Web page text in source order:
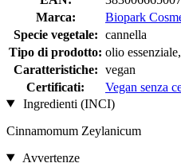
Marca:
Biopark
Specie vegetale: cannella
Tipo di prodotto: olio essenziale,
Caratteristiche: vegan
Certificati:
Vegan senza
Ingredienti (INCI)
Cinnamomum Zeylanicum
Avvertenze